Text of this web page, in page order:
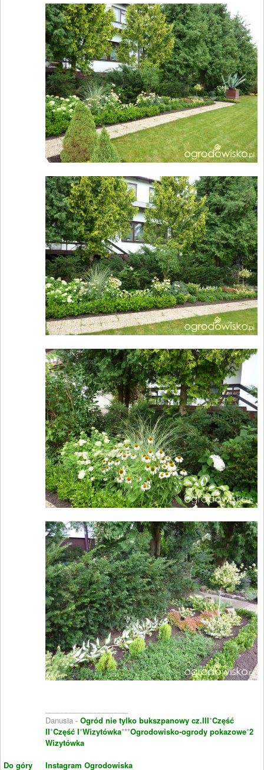
Do góry
Danusia - Ogród nie tylko bukszpanowy cz.III*Część
II*Część I*Wizytówka***Ogrodowisko-ogrody pokazowe*2
Wizytówka
Instagram Ogrodowiska